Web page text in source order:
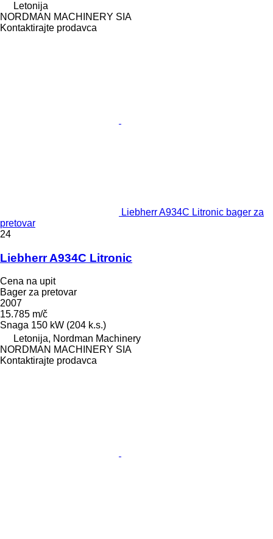
Letonija
NORDMAN MACHINERY SIA
Kontaktirajte prodavca
Liebherr A934C Litronic bager za
pretovar
24
Liebherr A934C Litronic
Cena na upit
Bager za pretovar
2007
15.785 m/č
Snaga 150 kW (204 k.s.)
Letonija, Nordman Machinery
NORDMAN MACHINERY SIA
Kontaktirajte prodavca